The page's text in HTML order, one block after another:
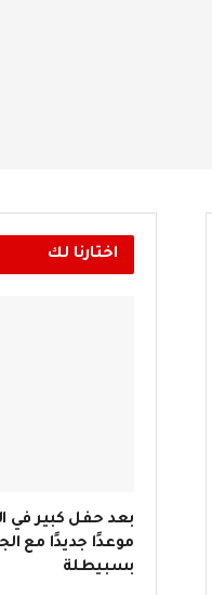
اختارنا لك
موعدًا جديدًا مع
بسبيطلة